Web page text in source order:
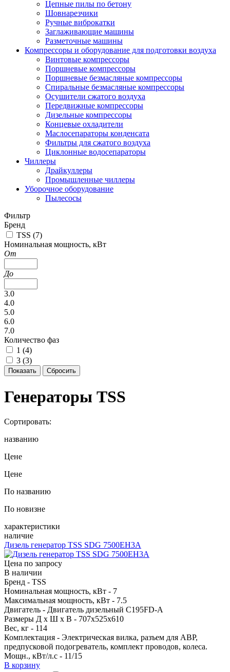
Цепные пилы по бетону
Шовнарезчики
Ручные виброкатки
Заглаживающие машины
Разметочные машины
Компрессоры и оборудование для подготовки воздуха
Винтовые компрессоры
Поршневые компрессоры
Поршневые безмасляные компрессоры
Спиральные безмасляные компрессоры
Осушители сжатого воздуха
Передвижные компрессоры
Дизельные компрессоры
Концевые охладители
Маслосепараторы конденсата
Фильтры для сжатого воздуха
Циклонные водосепараторы
Чиллеры
Драйкуллеры
Промышленные чиллеры
Уборочное оборудование
Пылесосы
Фильтр
Бренд
TSS (7)
Номинальная мощность, кВт
От
До
3.0
4.0
5.0
6.0
7.0
Количество фаз
1 (4)
3 (3)
Генераторы TSS
Сортировать:
названию
Цене
Цене
По названию
По новизне
характеристики
наличие
Дизель генератор TSS SDG 7500EH3A
Цена по запросу
В наличии
Бренд - TSS
Номинальная мощность, кВт - 7
Максимальная мощность, кВт - 7.5
Двигатель - Двигатель дизельный C195FD-A
Размеры Д х Ш х В - 707х525х610
Вес, кг - 114
Комплектация - Электрическая вилка, разъем для АВР,
предпусковой подогреватель, комплект проводов, колеса.
Мощн., кВт/л.с - 11/15
В корзину